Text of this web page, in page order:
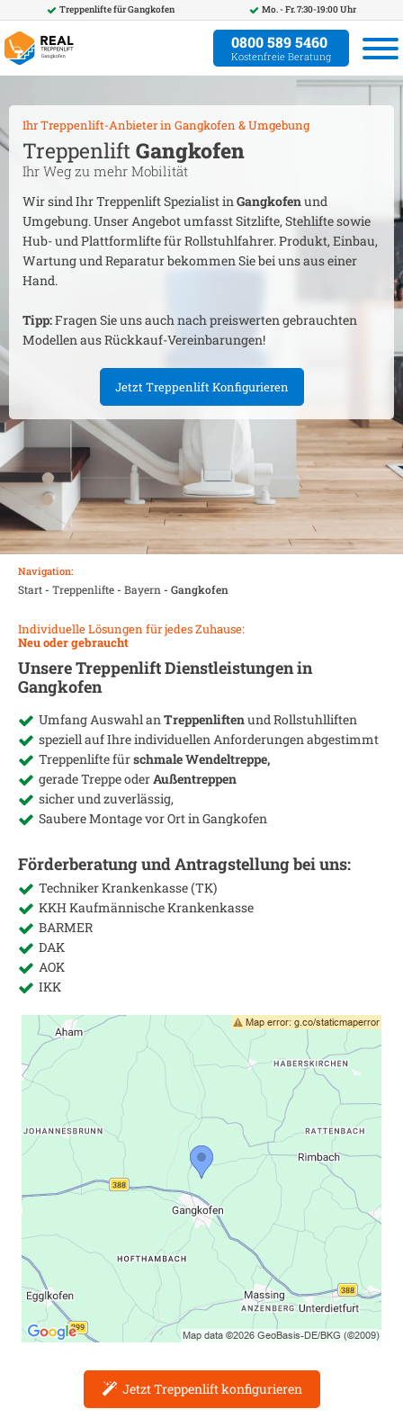
Treppenlifte fürGangkofen Mo. - Fr. 7:30-19:00 Uhr
0800 589 5460
Kostenfreie Beratung
Ihr Treppenlift-Anbieter in Gangkofen & Umgebung
Treppenlift Gangkofen
Ihr Weg zu mehr Mobilität
Wir sind Ihr Treppenlift Spezialist inGangkofenund
Umgebung. Unser Angebot umfasst Sitzlifte, Stehlifte sowie
Hub- und Plattformlifte für Rollstuhlfahrer. Produkt, Einbau,
Wartung und Reparatur bekommen Sie bei uns aus einer
Hand.
Tipp:Fragen Sie uns auch nach preiswerten gebrauchten
Modellen aus Rückkauf-Vereinbarungen!
Jetzt Treppenlift Konfigurieren
Navigation:
Start- Treppenlifte- Bayern - Gangkofen
Individuelle Lösungen für jedes Zuhause:
Neu oder gebraucht
Unsere Treppenlift Dienstleistungen in
Gangkofen
Umfang Auswahl anTreppenliftenund Rollstuhlliften
speziell auf Ihre individuellen Anforderungen abgestimmt
Treppenlifte fürschmale Wendeltreppe,
gerade Treppe oderAußentreppen
sicher und zuverlässig,
Saubere Montage vor Ort inGangkofen
Förderberatung und Antragstellung bei uns:
Techniker Krankenkasse (TK)
KKH Kaufmännische Krankenkasse
BARMER
DAK
AOK
IKK
Jetzt Treppenlift konfigurieren